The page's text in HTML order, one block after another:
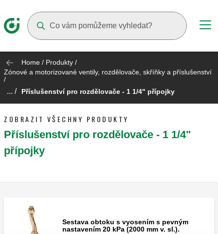
Home / Produkty /
Zónové a motorizované ventily, rozdělovače, skříňky a příslušenství
/
... / Příslušenství pro rozdělovače - 1 1/4" přípojky
ZOBRAZIT VŠECHNY PRODUKTY
Příslušenství pro rozdělovače - 1 1/4"
přípojky
Sestava obtoku s vyosením s pevným
nastavením 20 kPa (2000 mm v. sl.).